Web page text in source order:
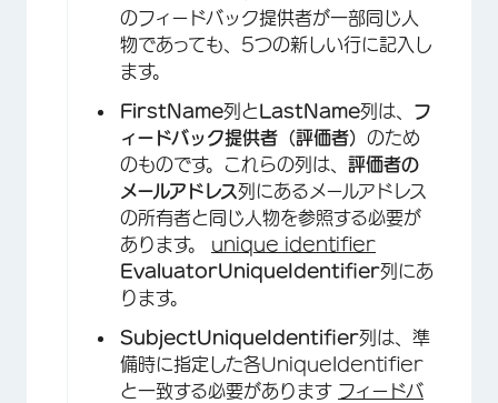
×
×
のフィードバック提供者が一部同じ人
物であっても、5つの新しい行に記入し
ます。
FirstName列と LastName列は、 フ
ィードバック提供者（評価者） のため
のものです。これらの列は、 評価者の
メールアドレス列にあるメールアドレス
の所有者と同じ人物を参照する必要が
あります。 unique identifier
EvaluatorUniqueIdentifier列にあ
ります。
SubjectUniqueIdentifier列は、準
備時に指定した各UniqueIdentifier
と一致する必要があります フィードバ